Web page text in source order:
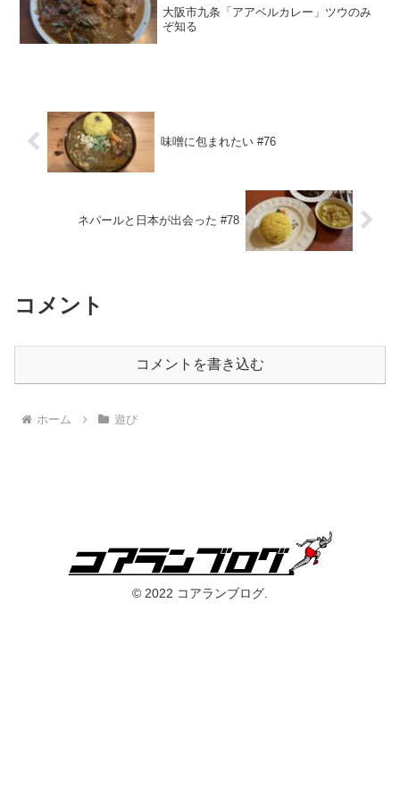
大阪市九条「アアベルカレー」ツウのみ
ぞ知る
味噌に包まれたい #76
ネパールと日本が出会った #78
コメント
コメントを書き込む
ホーム 遊び
© 2022 コアランブログ.